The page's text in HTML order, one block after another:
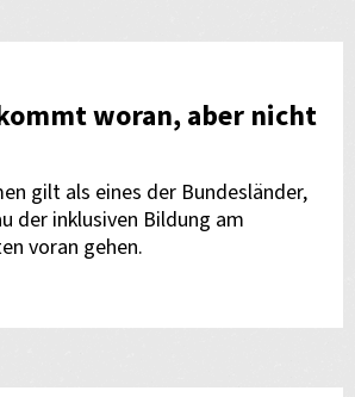
woran, aber nicht
gilt als eines der Bundesländer,
der inklusiven Bildung am
voran gehen.